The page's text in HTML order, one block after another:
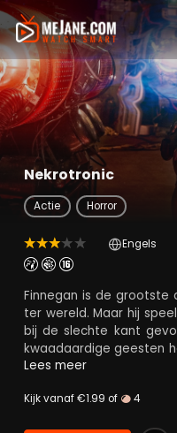
Nekrotronic
Actie Horror
Engels
Finnegan is de grootste
ter wereld. Maar hij
bij de slechte kant
kwaadaardige geesten
Nu, jaren later, mengt
Lees meer
Kijk vanaf €1.99 of 4